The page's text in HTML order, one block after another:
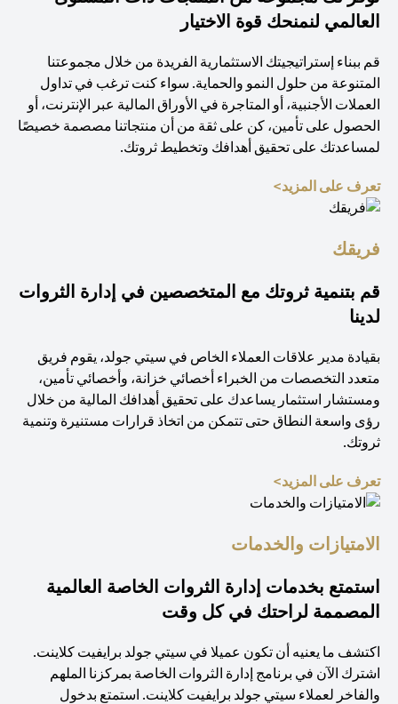
العالمي لنمنحك قوة الاختيار
قم ببناء إستراتيجيتك الاستثمارية الفريدة من خلال مجموعتنا
المتنوعة من حلول النمو والحماية. سواء كنت ترغب في تداول
العملات الأجنبية، أو المتاجرة في الأوراق المالية عبر الإنترنت، أو
الحصول على تأمين، كن على ثقة من أن منتجاتنا مصصمة خصيصًا
لمساعدتك على تحقيق أهدافك وتخطيط ثروتك.
تعرف على المزيد>
فريقك
قم بتنمية ثروتك مع المتخصصين في إدارة الثروات
لدينا
بقيادة مدير علاقات العملاء الخاص في سيتي جولد، يقوم فريق
متعدد التخصصات من الخبراء أخصائي خزانة، وأخصائي تأمين،
ومستشار استثمار يساعدك على تحقيق أهدافك المالية من خلال
رؤى واسعة النطاق حتى تتمكن من اتخاذ قرارات مستنيرة وتنمية
ثروتك.
تعرف على المزيد>
الامتيازات والخدمات
استمتع بخدمات إدارة الثروات الخاصة العالمية
المصممة لراحتك في كل وقت
اكتشف ما يعنيه أن تكون عميلا في سيتي جولد برايفيت كلاينت.
اشترك الآن في برنامج إدارة الثروات الخاصة بمركزنا الملهم
والفاخر لعملاء سيتي جولد برايفيت كلاينت. استمتع بدخول